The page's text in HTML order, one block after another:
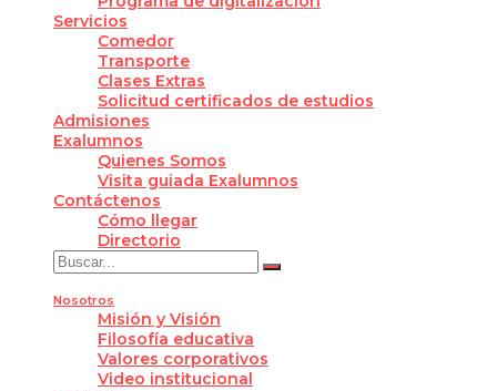
Servicios
Comedor
Transporte
Clases Extras
Solicitud certificados de estudios
Admisiones
Exalumnos
Quienes Somos
Visita guiada Exalumnos
Contáctenos
Cómo llegar
Directorio
Nosotros
Misión y Visión
Filosofía educativa
Valores corporativos
Video institucional